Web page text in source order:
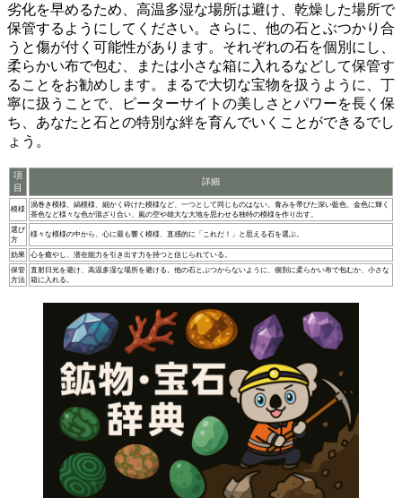
劣化を早めるため、高温多湿な場所は避け、乾燥した場所で
保管するようにしてください。さらに、 他の石とぶつかり合
うと傷が付く 可能性があります。それぞれの石を個別にし、
柔らかい布で包む、または小さな箱に入れるなどして保管す
ることをお勧めします。まるで大切な宝物を扱うように、 丁
寧に扱う ことで、ピーターサイトの美しさとパワーを長く保
ち、あなたと石との特別な絆を育んでいくことができるでし
ょう。
項
目
詳細
模様
渦巻き模様、縞模様、細かく砕けた模様など、一つとして同じものはない。青みを帯びた深い藍色、金色に輝く
茶色など様々な色が混ざり合い、嵐の空や雄大な大地を思わせる独特の模様を作り出す。
選び
方
様々な模様の中から、心に最も響く模様、直感的に「これだ！」と思える石を選ぶ。
効果
心を癒やし、潜在能力を引き出す力を持つと信じられている。
保管
方法
直射日光を避け、高温多湿な場所を避ける。他の石とぶつからないように、個別に柔らかい布で包むか、小さな
箱に入れる。